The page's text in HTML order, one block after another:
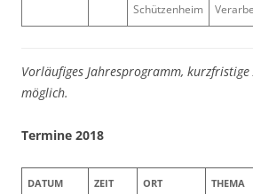
Schützenheim
Vorläufiges Jahresprogramm,
möglich.
Termine 2018
DATUM ZEIT ORT THEMA